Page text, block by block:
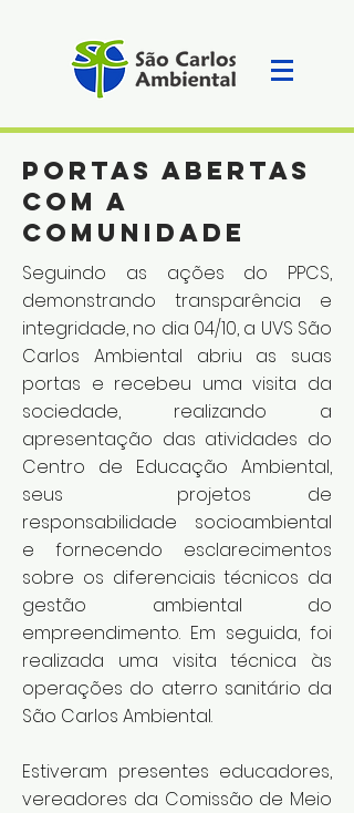
PORTAS ABERTAS
COM A
COMUNIDADE
Seguindo as ações do PPCS,
demonstrando transparência e
integridade, no dia 04/10, a UVS São
Carlos Ambiental abriu as suas
portas e recebeu uma visita da
sociedade, realizando a
apresentação das atividades do
Centro de Educação Ambiental,
seus projetos de
responsabilidade socioambiental
e fornecendo esclarecimentos
sobre os diferenciais técnicos da
gestão ambiental do
empreendimento. Em seguida, foi
realizada uma visita técnica às
operações do aterro sanitário da
São Carlos Ambiental.
Estiveram presentes educadores,
vereadores da Comissão de Meio